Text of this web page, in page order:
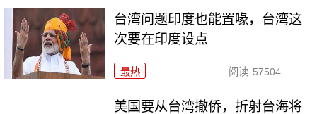
台湾问题印度也能置喙，台湾这
次要在印度设点
最热 阅读 57504
美国要从台湾撤侨，折射台海将